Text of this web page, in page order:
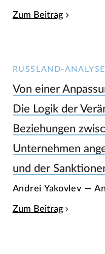
Zum Beitrag
RUSSLAND-
Von einer
Die Logik der
Beziehungen
Unternehmen
und der
Andrei Yakovlev —
Zum Beitrag